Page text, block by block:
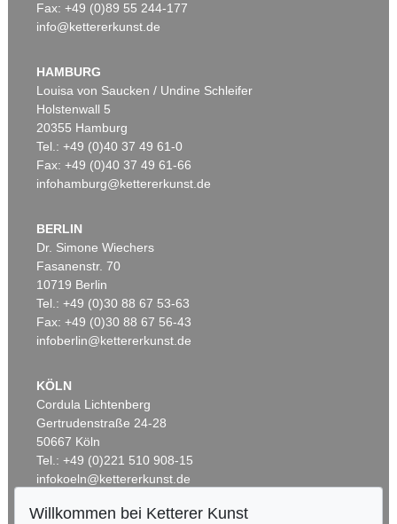
Fax: +49 (0)89 55 244-177
info@kettererkunst.de
HAMBURG
Louisa von Saucken / Undine Schleifer
Holstenwall 5
20355 Hamburg
Tel.: +49 (0)40 37 49 61-0
Fax: +49 (0)40 37 49 61-66
infohamburg@kettererkunst.de
BERLIN
Dr. Simone Wiechers
Fasanenstr. 70
10719 Berlin
Tel.: +49 (0)30 88 67 53-63
Fax: +49 (0)30 88 67 56-43
infoberlin@kettererkunst.de
KÖLN
Cordula Lichtenberg
Gertrudenstraße 24-28
50667 Köln
Tel.: +49 (0)221 510 908-15
infokoeln@kettererkunst.de
Willkommen bei Ketterer Kunst